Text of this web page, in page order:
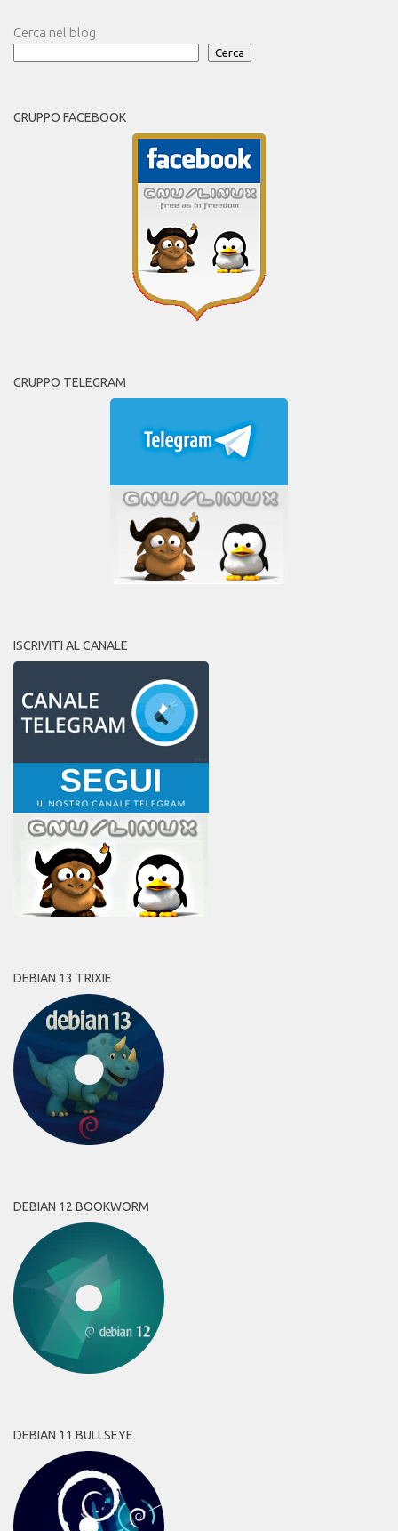
Cerca nel blog
Cerca
GRUPPO FACEBOOK
GRUPPO TELEGRAM
ISCRIVITI AL CANALE
DEBIAN 13 TRIXIE
DEBIAN 12 BOOKWORM
DEBIAN 11 BULLSEYE